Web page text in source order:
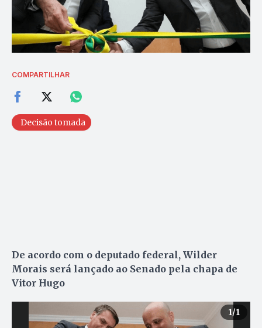
COMPARTILHAR
Decisão tomada
De acordo com o deputado federal, Wilder
Morais será lançado ao Senado pela chapa de
Vitor Hugo
1/1